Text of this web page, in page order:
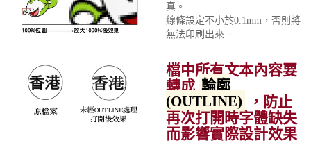
真。
線條設定不小於0.1mm，否則將
無法印刷出來。
檔中所有文本內容要
轉成 輪廓
(OUTLINE)
，防止
再次打開時字體缺失
而影響實際設計效果